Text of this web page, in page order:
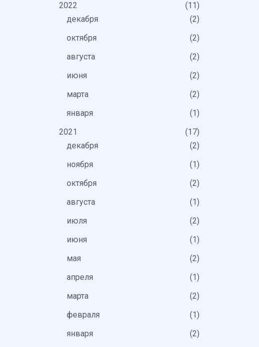
2022
11
декабря
2
октября
2
августа
2
июня
2
марта
2
января
1
2021
17
декабря
2
ноября
1
октября
2
августа
1
июля
2
июня
1
мая
2
апреля
1
марта
2
февраля
1
января
2